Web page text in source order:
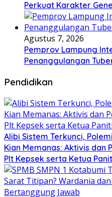
Perkuat Karakter
Agustus 7, 2026
Pemprov Lampung
Penanggulangan
Pendidikan
Alibi Sistem Terkunci,
Kian Memanas: Aktivis dan
Plt Kepsek serta Ketua